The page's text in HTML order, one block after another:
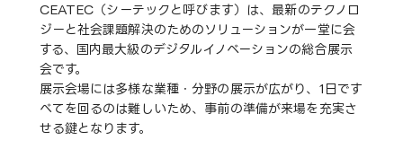
CEATEC（シーテックと呼びます）は、最新のテクノロ
ジーと社会課題解決のためのソリューションが一堂に会
する、国内最大級のデジタルイノベーションの総合展示
会です。
展示会場には多様な業種・分野の展示が広がり、1日です
べてを回るのは難しいため、事前の準備が来場を充実さ
せる鍵となります。